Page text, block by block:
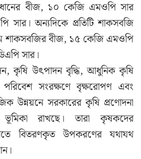
বীজ, ১০ কেজি এমওপি সার
সার। অন্যদিকে প্রতিটি শাকসবজি
শাকসবজির বীজ, ১৫ কেজি এমওপি
সার।
কৃষি উৎপাদন বৃদ্ধি, আধুনিক কৃষি
পরিবেশ সংরক্ষণে বৃক্ষরোপণ এবং
উন্নয়নে সরকারের কৃষি প্রণোদনা
ভূমিকা রাখছে। তারা কৃষকদের
বিতরণকৃত উপকরণের যথাযথ